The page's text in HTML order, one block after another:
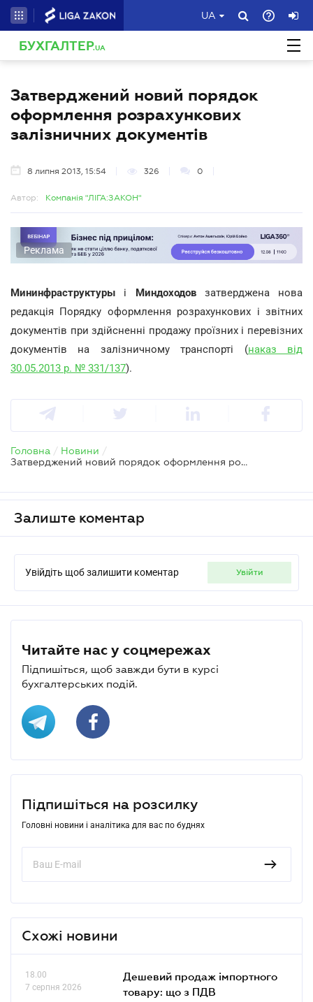
UA
БУХГАЛТЕР.UA
Затверджений новий порядок
оформлення розрахункових
залізничних документів
8 липня 2013, 15:54 326 0
Автор: Компанія "ЛІГА:ЗАКОН"
Реклама
Мининфраструктуры і Миндоходовзатверджена нова
редакція Порядку оформлення розрахункових і звітних
документів при здійсненні продажу проїзних і перевізних
документів на залізничному транспорті (наказ від
30.05.2013 р. № 331/137).
Головна / Новини /
Затверджений новий порядок оформлення розрахункових залізничних документів
Залиште коментар
Увійдіть щоб залишити коментар увійти
Читайте нас у соцмережах
Підпишіться, щоб завжди бути в курсі
бухгалтерських подій.
Підпишіться на розсилку
Головні новини і аналітика для вас по буднях
Схожі новини
18.00
7 серпня 2026
Дешевий продаж імпортного
товару: що з ПДВ